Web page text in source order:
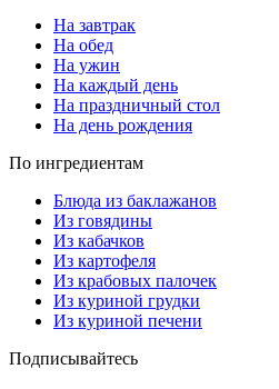
На завтрак
На обед
На ужин
На каждый день
На праздничный стол
На день рождения
По ингредиентам
Блюда из баклажанов
Из говядины
Из кабачков
Из картофеля
Из крабовых палочек
Из куриной грудки
Из куриной печени
Подписывайтесь